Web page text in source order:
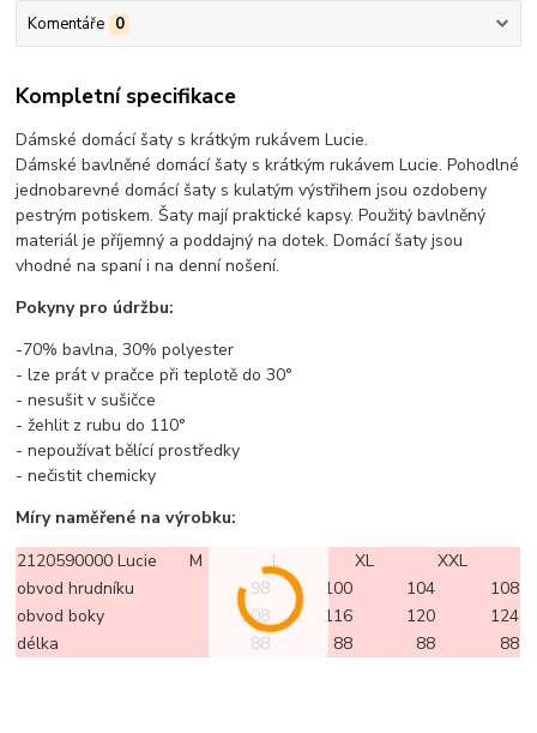
Komentáře 0
Kompletní specifikace
Dámské domácí šaty s krátkým rukávem Lucie.
Dámské bavlněné domácí šaty s krátkým rukávem Lucie. Pohodlné
jednobarevné domácí šaty s kulatým výstřihem jsou ozdobeny
pestrým potiskem. Šaty mají praktické kapsy. Použitý bavlněný
materiál je příjemný a poddajný na dotek. Domácí šaty jsou
vhodné na spaní i na denní nošení.
Pokyny pro údržbu:
-70% bavlna, 30% polyester
- lze prát v pračce při teplotě do 30°
- nesušit v sušičce
- žehlit z rubu do 110°
- nepoužívat bělící prostředky
- nečistit chemicky
Míry naměřené na výrobku:
2120590000 Lucie
M L XL
XXL
obvod hrudníku
98 100 104
108
obvod boky
108 116 120
124
délka
88 88 88 88